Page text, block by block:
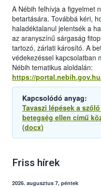
A Nébih felhívja a figyelmet
betartására. Továbbá kéri,
haladéktalanul jelentsék a
az aranyszínű sárgaság
tartozó, zárlati károsító. A
védekezéssel kapcsolatban
Nébih tematikus aloldalán:
https://
Kapcsolódó anyag:
Tavaszi lépések a
betegség ellen című
(docx)
Friss hírek
2026. augusztus 7, péntek